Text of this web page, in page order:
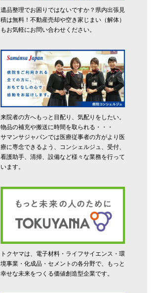
遺品整理でお困りではないですか？県内出張見
積は無料！不動産売却や空き家じまい（解体）
もお気軽にお問い合わせください。
来院者の方へもっと目配り、気配りをしたい。
物品の補充や搬送に時間を取られる・・・
サマンサジャパンでは医療従事者の方がより医
療に専念できるよう、コンシェルジュ、受付、
看護助手、清掃、設備など様々な業務を行って
います。
トクヤマは、電子材料・ライフサイエンス・環
境事業・化成品・セメントの各分野で、もっと
幸せな未来をつくる価値創造型企業です。